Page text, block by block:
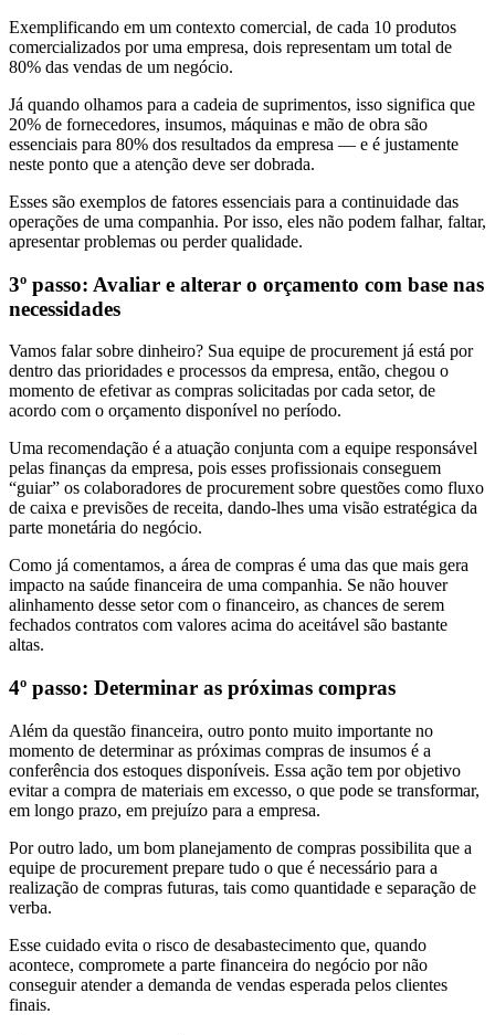
Exemplificando em um contexto comercial, de cada 10 produtos
comercializados por uma empresa, dois representam um total de
80% das vendas de um negócio.
Já quando olhamos para a cadeia de suprimentos, isso significa que
20% de fornecedores, insumos, máquinas e mão de obra são
essenciais para 80% dos resultados da empresa — e é justamente
neste ponto que a atenção deve ser dobrada.
Esses são exemplos de fatores essenciais para a continuidade das
operações de uma companhia. Por isso, eles não podem falhar, faltar,
apresentar problemas ou perder qualidade.
3º passo: Avaliar e alterar o orçamento com base nas
necessidades
Vamos falar sobre dinheiro? Sua equipe de procurement já está por
dentro das prioridades e processos da empresa, então, chegou o
momento de efetivar as compras solicitadas por cada setor, de
acordo com o orçamento disponível no período.
Uma recomendação é a atuação conjunta com a equipe responsável
pelas finanças da empresa, pois esses profissionais conseguem
“guiar” os colaboradores de procurement sobre questões como fluxo
de caixa e previsões de receita, dando-lhes uma visão estratégica da
parte monetária do negócio.
Como já comentamos, a área de compras é uma das que mais gera
impacto na saúde financeira de uma companhia. Se não houver
alinhamento desse setor com o financeiro, as chances de serem
fechados contratos com valores acima do aceitável são bastante
altas.
4º passo: Determinar as próximas compras
Além da questão financeira, outro ponto muito importante no
momento de determinar as próximas compras de insumos é a
conferência dos estoques disponíveis. Essa ação tem por objetivo
evitar a compra de materiais em excesso, o que pode se transformar,
em longo prazo, em prejuízo para a empresa.
Por outro lado, um bom planejamento de compras possibilita que a
equipe de procurement prepare tudo o que é necessário para a
realização de compras futuras, tais como quantidade e separação de
verba.
Esse cuidado evita o risco de desabastecimento que, quando
acontece, compromete a parte financeira do negócio por não
conseguir atender a demanda de vendas esperada pelos clientes
finais.